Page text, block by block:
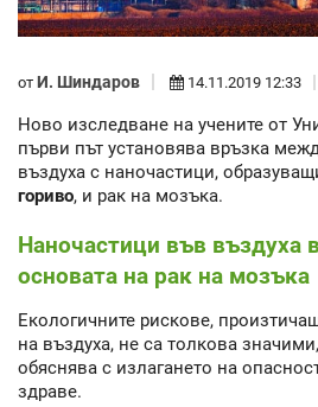
от И. Шиндаров 14.11.2019 12:33
Ново изследване на учените от
първи път установява връзка
въздуха с наночастици,
гориво, и рак на мозъка.
Наночастици във въздуха
основата на рак на мозъка
Екологичните рискове,
на въздуха, не са толкова
обяснява с излагането на
здраве.